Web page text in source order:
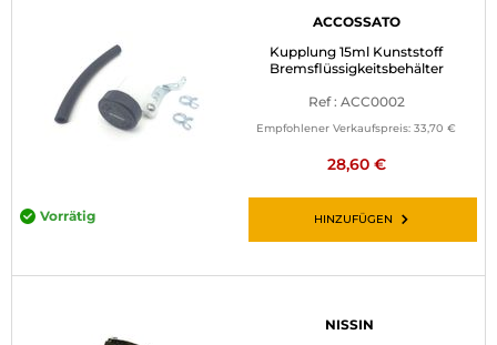
ACCOSSATO
Kupplung 15ml Kunststoff
Bremsflüssigkeitsbehälter
Ref : ACC0002
Empfohlener Verkaufspreis: 33,70 €
28,60 €
Vorrätig HINZUFÜGEN
NISSIN